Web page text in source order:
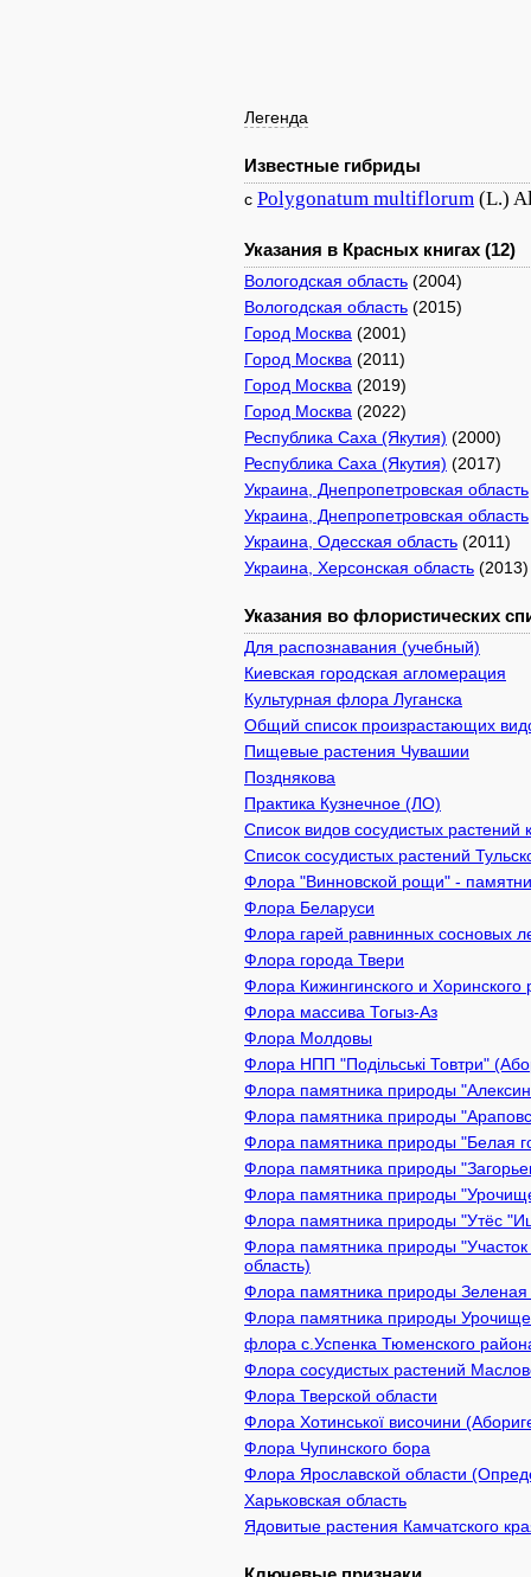
Легенда
Известные гибриды
с Polygonatum multiflorum (L.)
Указания в Красных книгах (12)
Вологодская область (2004)
Вологодская область (2015)
Город Москва (2001)
Город Москва (2011)
Город Москва (2019)
Город Москва (2022)
Республика Саха (Якутия) (2000)
Республика Саха (Якутия) (2017)
Украина, Днепропетровская область
Украина, Днепропетровская область
Украина, Одесская область (2011)
Украина, Херсонская область (2013)
Указания во флористических
Для распознавания (учебный)
Киевcкая городская агломерация
Культурная флора Луганска
Общий список произрастающих
Пищевые растения Чувашии
Позднякова
Практика Кузнечное (ЛО)
Список видов сосудистых
Список сосудистых растений
Флора "Винновской рощи" -
Флора Беларуси
Флора гарей равнинных сосновых
Флора города Твери
Флора Кижингинского и Хоринского
Флора массива Тогыз-Аз
Флора Молдовы
Флора НПП "Подільські Товтри"
Флора памятника природы
Флора памятника природы
Флора памятника природы "Белая
Флора памятника природы
Флора памятника природы
Флора памятника природы "Утёс
Флора памятника природы
область)
Флора памятника природы Зеленая
Флора памятника природы
флора с.Успенка Тюменского
Флора сосудистых растений
Флора Тверской области
Флора Хотинської височини
Флора Чупинского бора
Флора Ярославской области
Харьковская область
Ядовитые растения Камчатского